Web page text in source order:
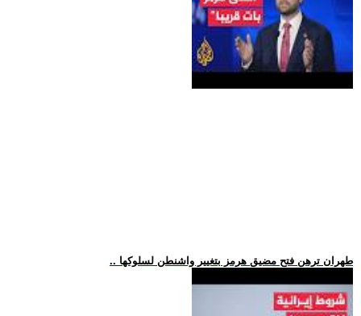
.. طهران ترهن فتح مضيق هرمز بتغيير واشنطن لسلوكها